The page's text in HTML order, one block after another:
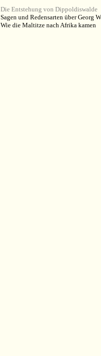
Die Entstehung von Dippoldiswalde
Sagen und Redensarten überGeorg
Wie die Maltitze nach Afrika kamen